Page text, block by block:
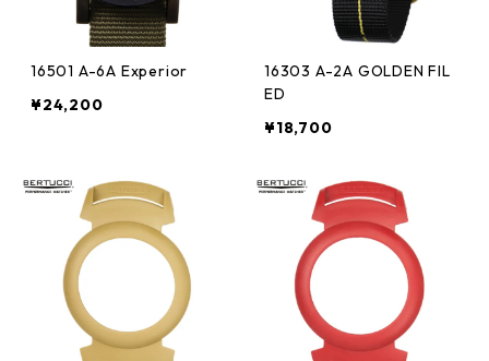
16501 A-6A Experior
¥24,200
16303 A-2A GOLDEN FIL
ED
¥18,700